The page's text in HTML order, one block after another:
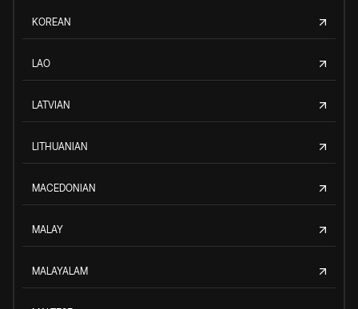
KOREAN
LAO
LATVIAN
LITHUANIAN
MACEDONIAN
MALAY
MALAYALAM